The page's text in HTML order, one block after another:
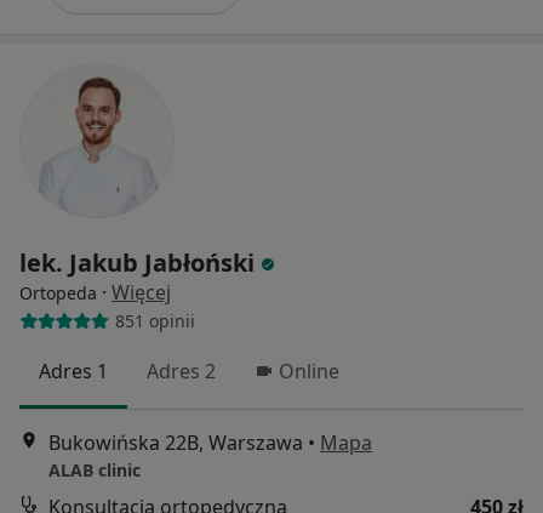
lek. Jakub Jabłoński
Ortopeda · Więcej
851 opinii
Adres 1 Adres 2 Online
Bukowińska 22B, Warszawa • Mapa
ALAB clinic
Konsultacja ortopedyczna 450 zł